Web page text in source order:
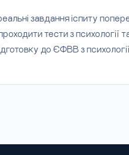
завдання іспиту
тести з психології та
до ЄФВВ з психології